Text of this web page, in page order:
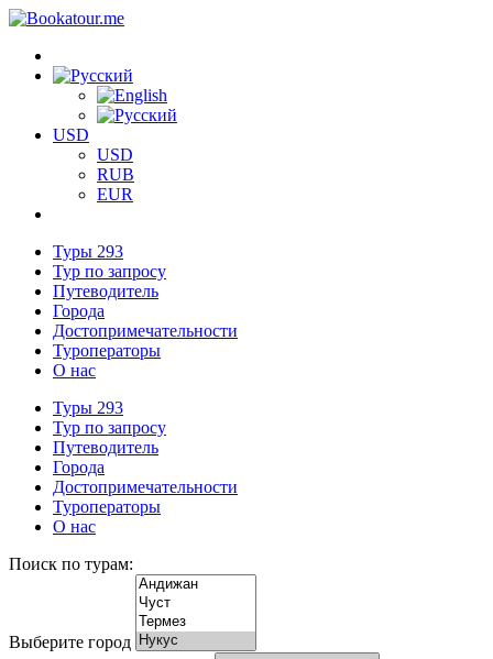
USD
USD
RUB
EUR
Туры 293
Тур по запросу
Путеводитель
Города
Достопримечательности
Туроператоры
О нас
Туры 293
Тур по запросу
Путеводитель
Города
Достопримечательности
Туроператоры
О нас
Поиск по турам:
Выберите город